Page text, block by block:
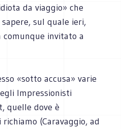
da viaggio» che
sul quale ieri,
comunque invitato a
«sotto accusa» varie
Impressionisti
quelle dove è
(Caravaggio, ad